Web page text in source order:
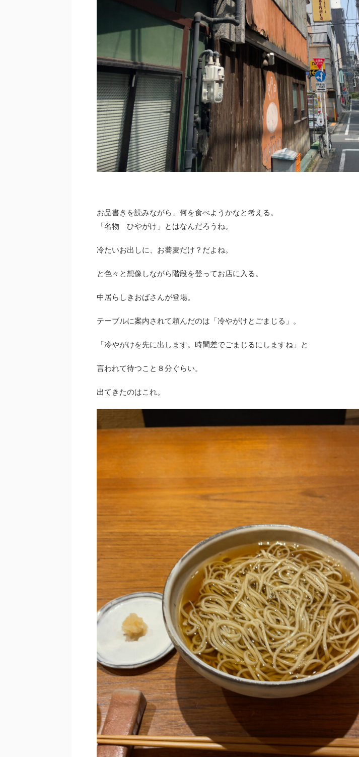
お品書きを読みながら、何を食べようかなと考える。
「名物 ひやがけ」とはなんだろうね。
冷たいお出しに、お蕎麦だけ？だよね。
と色々と想像しながら階段を登ってお店に入る。
中居らしきおばさんが登場。
テーブルに案内されて頼んだのは「冷やがけとごまじる」。
「冷やがけを先に出します。時間差でごまじるにしますね」と
言われて待つこと８分ぐらい。
出てきたのはこれ。